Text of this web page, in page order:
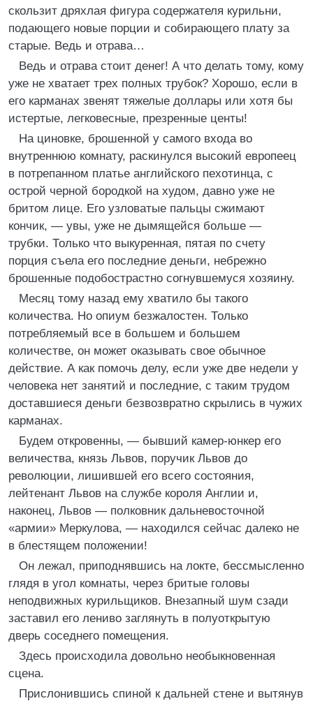
скользит дряхлая фигура содержателя курильни,
подающего новые порции и собирающего плату за
старые. Ведь и отрава…
Ведь и отрава стоит денег! А что делать тому, кому
уже не хватает трех полных трубок? Хорошо, если в
его карманах звенят тяжелые доллары или хотя бы
истертые, легковесные, презренные центы!
На циновке, брошенной у самого входа во
внутреннюю комнату, раскинулся высокий европеец
в потрепанном платье английского пехотинца, с
острой черной бородкой на худом, давно уже не
бритом лице. Его узловатые пальцы сжимают
кончик, — увы, уже не дымящейся больше —
трубки. Только что выкуренная, пятая по счету
порция съела его последние деньги, небрежно
брошенные подобострастно согнувшемуся хозяину.
Месяц тому назад ему хватило бы такого
количества. Но опиум безжалостен. Только
потребляемый все в большем и большем
количестве, он может оказывать свое обычное
действие. А как помочь делу, если уже две недели у
человека нет занятий и последние, с таким трудом
доставшиеся деньги безвозвратно скрылись в чужих
карманах.
Будем откровенны, — бывший камер-юнкер его
величества, князь Львов, поручик Львов до
революции, лишившей его всего состояния,
лейтенант Львов на службе короля Англии и,
наконец, Львов — полковник дальневосточной
«армии» Меркулова, — находился сейчас далеко не
в блестящем положении!
Он лежал, приподнявшись на локте, бессмысленно
глядя в угол комнаты, через бритые головы
неподвижных курильщиков. Внезапный шум сзади
заставил его лениво заглянуть в полуоткрытую
дверь соседнего помещения.
Здесь происходила довольно необыкновенная
сцена.
Прислонившись спиной к дальней стене и вытянув